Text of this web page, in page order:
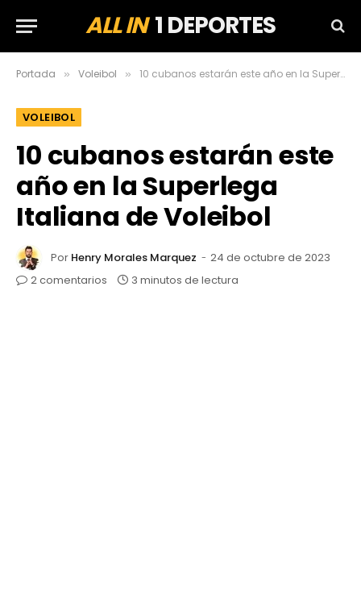
ALL IN1 DEPORTES
Portada » Voleibol » 10 cubanos estarán este año en la Superlega Italiana de Voleibol
VOLEIBOL
10 cubanos estarán este
año en la Superlega
Italiana de Voleibol
Por Henry Morales Marquez
24 de octubre de 2023
2 comentarios
3 minutos de lectura